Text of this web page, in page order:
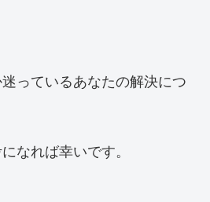
っているあなたの解決につ
なれば幸いです。